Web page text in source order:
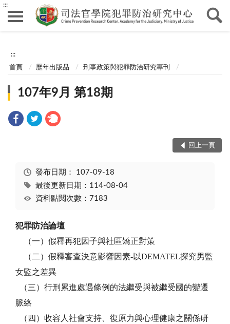
:::
:::
首頁 歷年出版品 刑事政策與犯罪防治研究專刊
107年9月 第18期
回上一頁
發布日期： 107-09-18
最後更新日期：114-08-04
資料點閱次數：7183
犯罪防治論壇
（一）假釋再犯因子與社區矯正對策
（二）假釋審查決意影響因素-以DEMATEL探究男監
女監之差異
（三）行刑累進處遇條例的法繼受與被繼受國的變遷
脈絡
（四）收容人社會支持、復原力與心理健康之關係研